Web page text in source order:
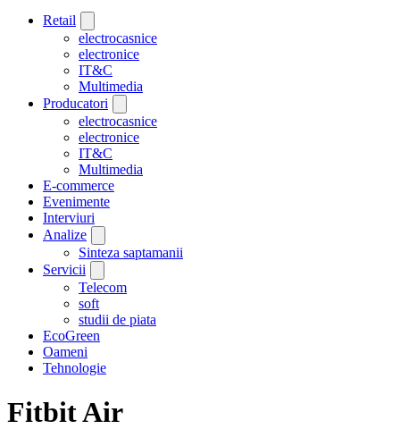
Retail
electrocasnice
electronice
IT&C
Multimedia
Producatori
electrocasnice
electronice
IT&C
Multimedia
E-commerce
Evenimente
Interviuri
Analize
Sinteza saptamanii
Servicii
Telecom
soft
studii de piata
EcoGreen
Oameni
Tehnologie
Fitbit Air